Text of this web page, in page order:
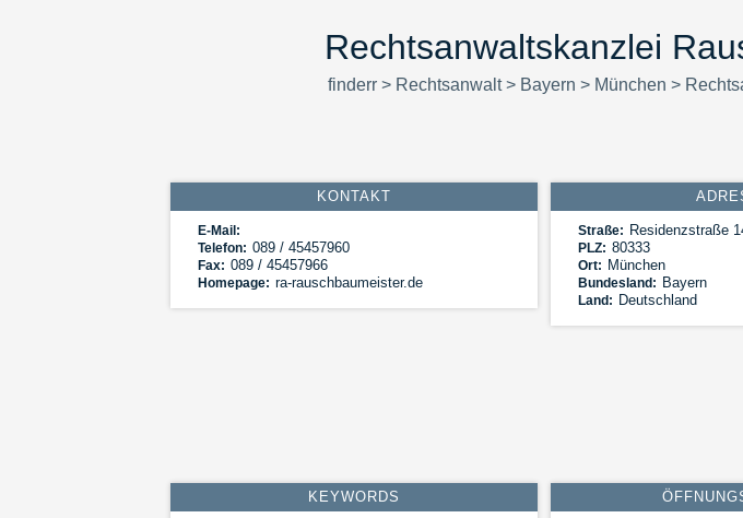
Rechtsanwaltskanzlei
finderr > Rechtsanwalt> Bayern > München >
KONTAKT
E-Mail:
Telefon: 089 / 45457960
Fax: 089 / 45457966
Homepage: ra-rauschbaumeister.de
Straße: Residenzstraße
PLZ: 80333
Ort: München
Bundesland: Bayern
Land: Deutschland
KEYWORDS